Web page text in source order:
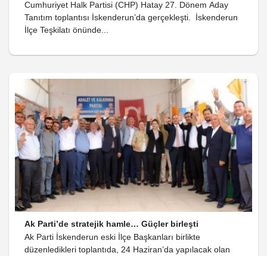
Cumhuriyet Halk Partisi (CHP) Hatay 27. Dönem Aday
Tanıtım toplantısı İskenderun’da gerçekleşti. İskenderun
İlçe Teşkilatı önünde...
Ak Parti’de stratejik hamle… Güçler birleşti
Ak Parti İskenderun eski İlçe Başkanları birlikte
düzenledikleri toplantıda, 24 Haziran’da yapılacak olan